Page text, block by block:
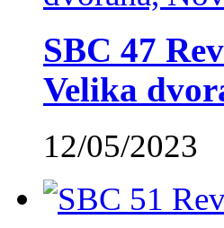
SBC 47
Velika
12/05/2023